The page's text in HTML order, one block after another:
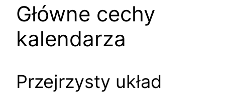
Główne cechy
kalendarza
Przejrzysty układ